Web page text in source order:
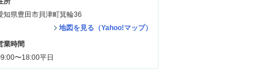
知県豊田市貝津町箕輪36
地図を見る（Yahoo!マップ）
業時間
〜18:00平日